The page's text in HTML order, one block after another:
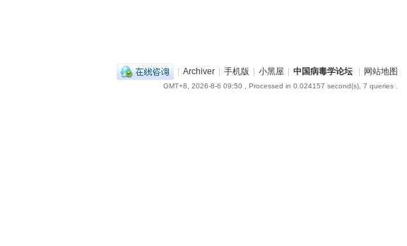
| Archiver | 手机版 | 小黑屋 | 中国病毒学论坛 | 网站地图
GMT+8, 2026-8-6 09:50 , Processed in 0.024157 second(s), 7 queries .